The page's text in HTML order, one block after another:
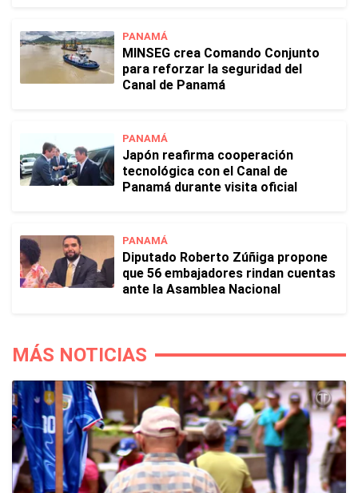
PANAMÁ
MINSEG crea Comando Conjunto
para reforzar la seguridad del
Canal de Panamá
PANAMÁ
Japón reafirma cooperación
tecnológica con el Canal de
Panamá durante visita oficial
PANAMÁ
Diputado Roberto Zúñiga propone
que 56 embajadores rindan cuentas
ante la Asamblea Nacional
MÁS NOTICIAS